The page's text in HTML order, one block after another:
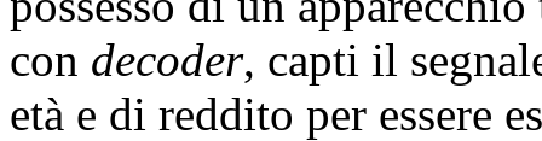
con decoder, capti il
età e di reddito per essere